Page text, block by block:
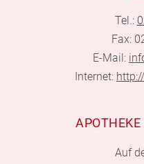
Tel.:
Fax:
E-Mail:
Internet:
APOTHEKE
Auf